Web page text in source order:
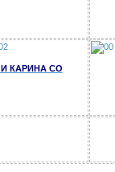
КАРИНА СО